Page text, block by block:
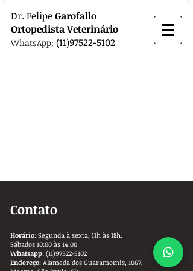
Dr. FelipeGarofallo
OrtopedistaVeterinário
WhatsApp: (11)97522-5102
Contato
Horário: Segunda à sexta, 11h às 18h.
Sábados 10:00 às 14:00
Whatsapp: (11)97522-5102
Endereço: Alameda dos Guaramomis, 1067,